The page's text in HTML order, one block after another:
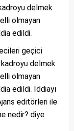
delmek
olmayan
edildi.
geçici
delmek
olmayan
edildi. İddiayı
editörleri ile
nedir? diye